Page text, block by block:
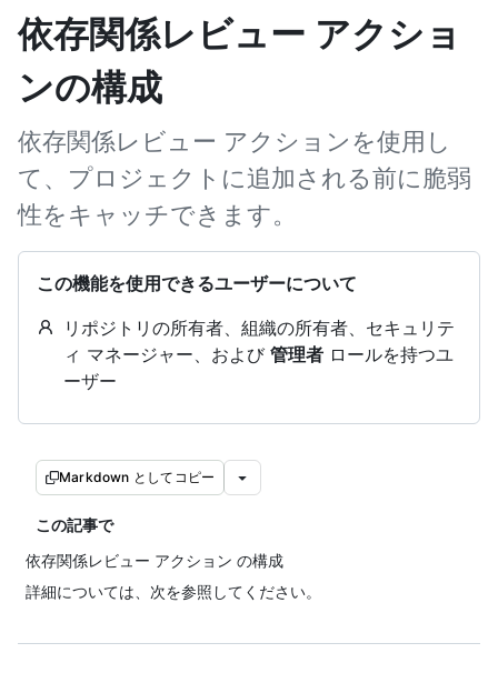
依存関係レビュー アクショ
ンの構成
依存関係レビュー アクションを使用し
て、プロジェクトに追加される前に脆弱
性をキャッチできます。
この機能を使用できるユーザーについて
リポジトリの所有者、組織の所有者、セキュリテ
ィ マネージャー、および 管理者 ロールを持つユ
ーザー
Markdown としてコピー
この記事で
依存関係レビュー アクション の構成
詳細については、次を参照してください。